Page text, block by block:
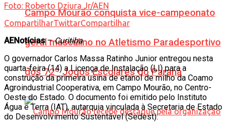
Campo Mourão conquista vice-campeonato
geral masculino no Atletismo Paradesportivo
dos 72º Jogos Escolares do Paraná
Foto: Roberto Dziura Jr/AEN
CompartilharTwittarCompartilhar
AENotícias–Curitiba
O governador Carlos Massa Ratinho Junior entregou nesta
quarta-feira (14) a Licença de Instalação (LI) para a
construção da primeira usina de etanol de milho da Coamo
Agroindustrial Cooperativa, em Campo Mourão, no Centro-
Oeste do Estado. O documento foi emitido pelo Instituto
Água e Terra (IAT), autarquia vinculada à Secretaria de Estado
do Desenvolvimento Sustentável (Sedest).